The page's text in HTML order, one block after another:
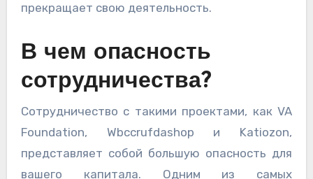
прекращает свою деятельность.
В чем опасность
сотрудничества?
Сотрудничество с такими проектами, как VA
Foundation, Wbccrufdashop и Katiozon,
представляет собой большую опасность для
вашего капитала. Одним из самых